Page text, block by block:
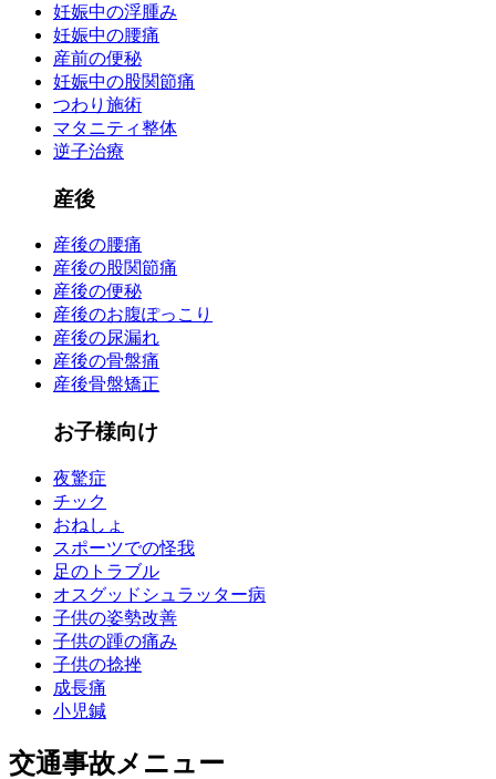
妊娠中の浮腫み
妊娠中の腰痛
産前の便秘
妊娠中の股関節痛
つわり施術
マタニティ整体
逆子治療
産後
産後の腰痛
産後の股関節痛
産後の便秘
産後のお腹ぽっこり
産後の尿漏れ
産後の骨盤痛
産後骨盤矯正
お子様向け
夜驚症
チック
おねしょ
スポーツでの怪我
足のトラブル
オスグッドシュラッター病
子供の姿勢改善
子供の踵の痛み
子供の捻挫
成長痛
小児鍼
交通事故メニュー